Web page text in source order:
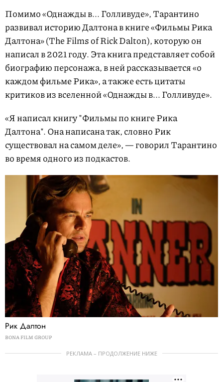
Помимо «Однажды в... Голливуде», Тарантино
развивал историю Далтона в книге «Фильмы Рика
Далтона» (The Films of Rick Dalton), которую он
написал в 2021 году. Эта книга представляет собой
биографию персонажа, в ней рассказывается «о
каждом фильме Рика», а также есть цитаты
критиков из вселенной «Однажды в... Голливуде».
«Я написал книгу "Фильмы по книге Рика
Далтона". Она написана так, словно Рик
существовал на самом деле», — говорил Тарантино
во время одного из подкастов.
Рик Далтон
BONA FILM GROUP
РЕКЛАМА – ПРОДОЛЖЕНИЕ НИЖЕ